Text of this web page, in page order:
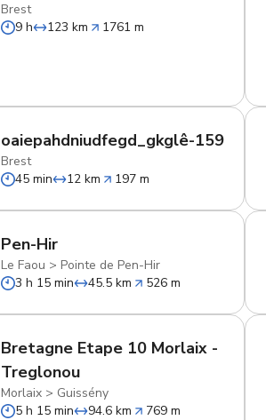
Brest
9 h
123 km 1761 m
oaiepahdniudfegd_gkglê-159
Brest
45 min
12 km 197 m
Pen-Hir
Le Faou >Pointe de Pen-Hir
3 h 15 min
45.5 km 526 m
Bretagne Etape 10 Morlaix -
Treglonou
Morlaix > Guissény
5 h 15 min
94.6 km 769 m